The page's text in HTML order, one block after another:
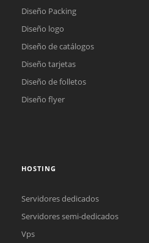
Diseño Packing
Diseño logo
Diseño de catálogos
Diseño tarjetas
Diseño de folletos
Diseño flyer
HOSTING
Servidores dedicados
Servidores semi-dedicados
Vps